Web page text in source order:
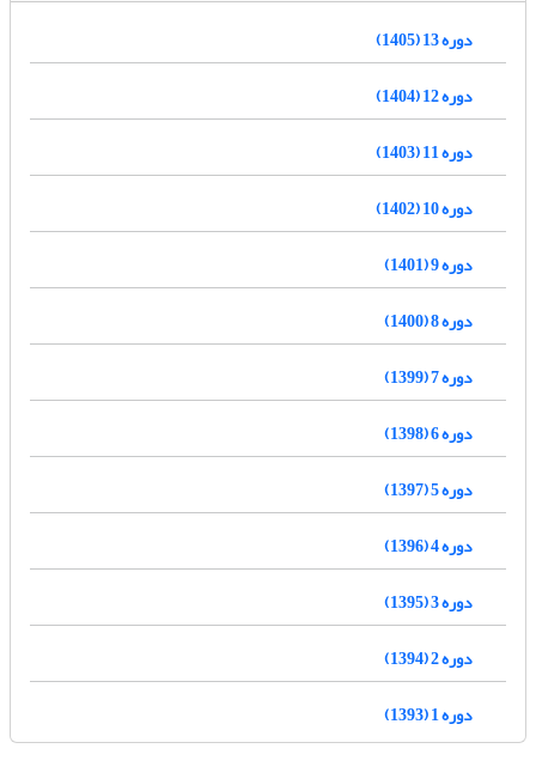
دوره 13 (1405)
دوره 12 (1404)
دوره 11 (1403)
دوره 10 (1402)
دوره 9 (1401)
دوره 8 (1400)
دوره 7 (1399)
دوره 6 (1398)
دوره 5 (1397)
دوره 4 (1396)
دوره 3 (1395)
دوره 2 (1394)
دوره 1 (1393)